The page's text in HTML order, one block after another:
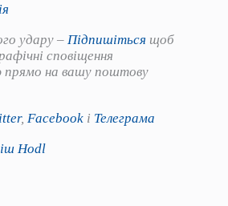
удару – Підпишіться щоб
сповіщення
на вашу поштову
, Facebook і Телеграма
Hodl